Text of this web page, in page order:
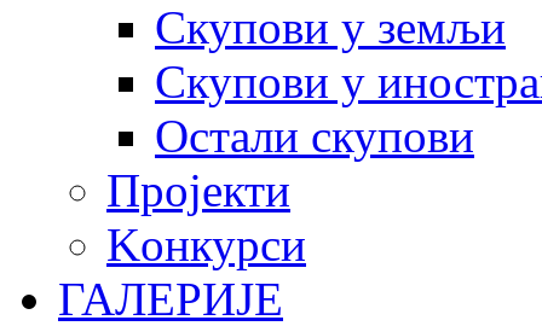
Скупови у земљи
Скупови у
Остали скупови
Пројекти
Koнкурси
ГАЛЕРИЈЕ